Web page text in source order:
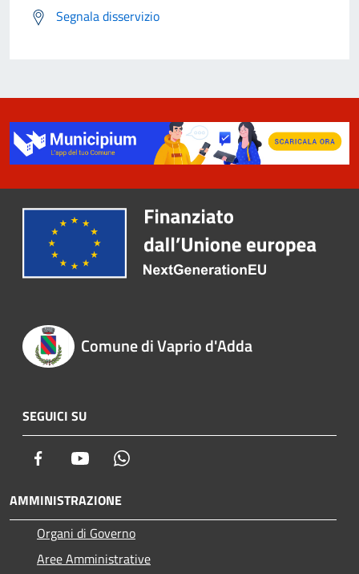
Segnala disservizio
Comune di Vaprio d'Adda
SEGUICI SU
Facebook Youtube
AMMINISTRAZIONE
Organi di Governo
Aree Amministrative